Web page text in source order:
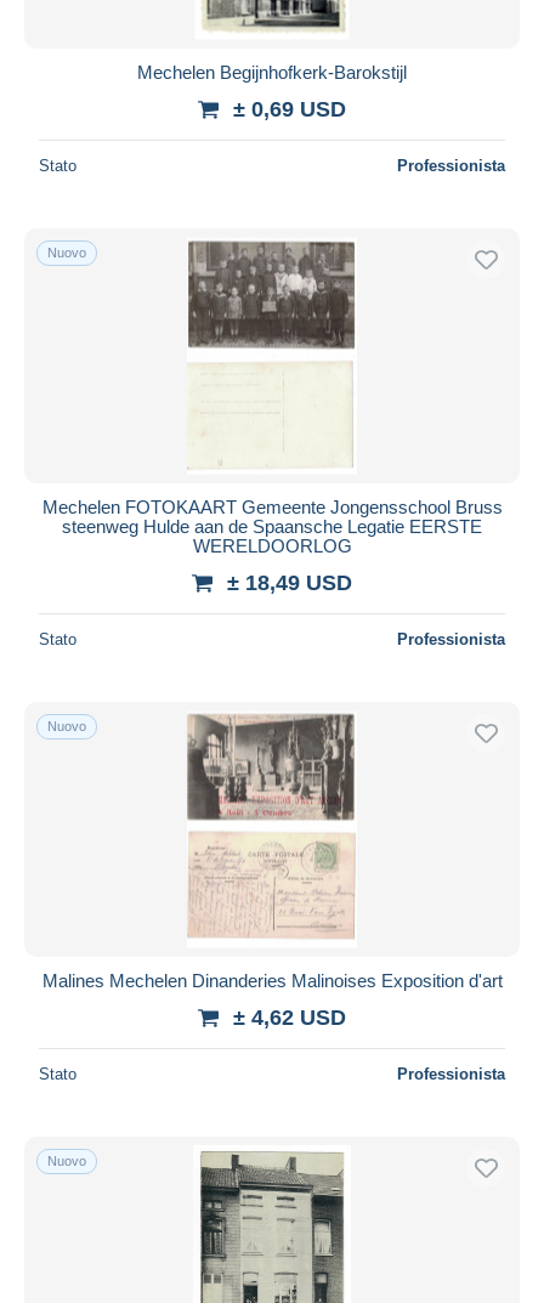
Mechelen Begijnhofkerk-Barokstijl
± 0,69 USD
Stato Professionista
Nuovo
Mechelen FOTOKAART Gemeente Jongensschool Bruss
steenweg Hulde aan de Spaansche Legatie EERSTE
WERELDOORLOG
± 18,49 USD
Stato Professionista
Nuovo
Malines Mechelen Dinanderies Malinoises Exposition d'art
± 4,62 USD
Stato Professionista
Nuovo